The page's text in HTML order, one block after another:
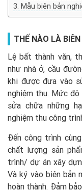
Mẫu biên bản
THẾ NÀO LÀ
Lệ bất thành văn,
như nhà ở, cầu
khi được đưa vào
nghiệm thu. Mức độ
sửa chữa những
nghiệm thu công
Đến công trình
chất lượng sản
trình/ dự án xây
Và ký vào biên bản
hoàn thành. Đảm